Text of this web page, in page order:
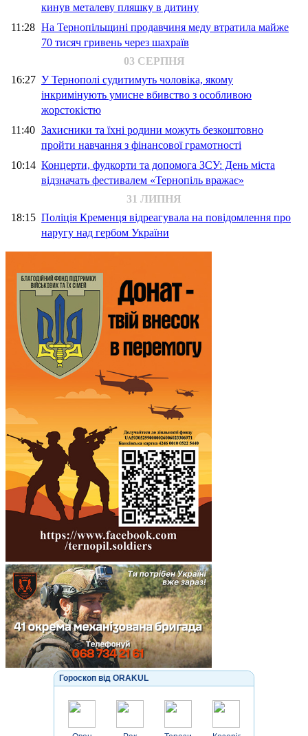
кинув металеву пляшку в дитину
11:28 На Тернопільщині продавчиня меду втратила майже
70 тисяч гривень через шахраїв
03 СЕРПНЯ
16:27 У Тернополі судитимуть чоловіка, якому
інкримінують умисне вбивство з особливою
жорстокістю
11:40 Захисники та їхні родини можуть безкоштовно
пройти навчання з фінансової грамотності
10:14 Концерти, фудкорти та допомога ЗСУ: День міста
відзначать фестивалем «Тернопіль вражає»
31 ЛИПНЯ
18:15 Поліція Кременця відреагувала на повідомлення про
наругу над гербом України
Гороскоп від ORAKUL